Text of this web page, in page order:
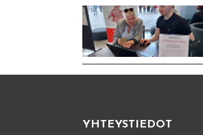
YHTEYSTIEDOT